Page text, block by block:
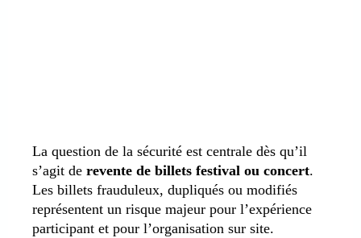
La question de la sécurité est centrale dès qu’il
s’agit de revente de billets festival ou concert.
Les billets frauduleux, dupliqués ou modifiés
représentent un risque majeur pour l’expérience
participant et pour l’organisation sur site.